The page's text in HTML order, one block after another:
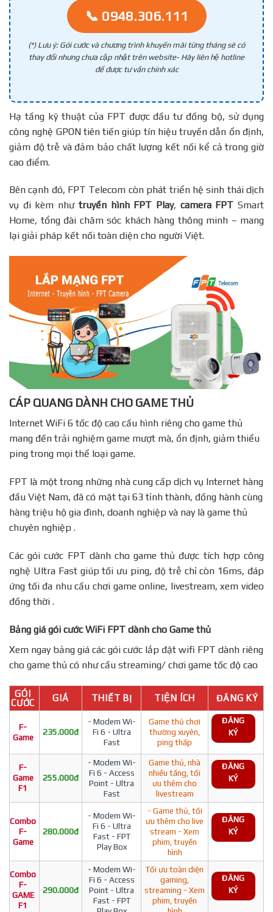
📞 0948.306.111
(*) Lưu ý: Gói cước và chương trình khuyến mãi từng tháng sẽ có
thay đổi nhưng chưa cập nhật trên website- Hãy liên hệ hotline
để được tư vấn chính xác
Hạ tầng kỹ thuật của FPT được đầu tư đồng bộ, sử dụng
công nghệ GPON tiên tiến giúp tín hiệu truyền dẫn ổn định,
giảm độ trễ và đảm bảo chất lượng kết nối kể cả trong giờ
cao điểm.
Bên cạnh đó, FPT Telecom còn phát triển hệ sinh thái dịch
vụ đi kèm nhưtruyền hình FPT Play, camera FPT Smart
Home, tổng đài chăm sóc khách hàng thông minh – mang
lại giải pháp kết nối toàn diện cho người Việt.
CÁP QUANG DÀNH CHO GAME THỦ
Internet WiFi 6 tốc độ cao cấu hình riêng cho game thủ
mang đến trải nghiệm game mượt mà, ổn định, giảm thiểu
ping trong mọi thể loại game.
FPT là một trong những nhà cung cấp dịch vụ Internet hàng
đầu Việt Nam, đã có mặt tại 63 tỉnh thành, đồng hành cùng
hàng triệu hộ gia đình, doanh nghiệp và nay là game thủ
chuyên nghiệp .
Các gói cước FPT dành cho game thủ được tích hợp công
nghệ Ultra Fast giúp tối ưu ping, độ trễ chỉ còn 16ms, đáp
ứng tối đa nhu cầu chơi game online, livestream, xem video
đồng thời .
Bảng giá gói cước WiFi FPT dành cho Game thủ
Xem ngay bảng giá các gói cước lắp đặt wifi FPT dành riêng
cho game thủ có như cầu streaming/ chơi game tốc độ cao
GÓI
CƯỚC
GIÁ THIẾT BỊ TIỆN ÍCH ĐĂNG KÝ
F-
Game
235.000đ
- Modem Wi-
Fi 6 - Ultra
Fast
Game thủ chơi
thường xuyên,
ping thấp
ĐĂNG
KÝ
F-
Game
F1
255.000đ
- Modem Wi-
Fi 6 - Access
Point - Ultra
Fast
Game thủ, nhà
nhiều tầng, tối
ưu thêm cho
livestream
ĐĂNG
KÝ
Combo
F-
Game
280.000đ
- Modem Wi-
Fi 6 - Ultra
Fast - FPT
Play Box
- Game thủ, tối
ưu thêm cho live
stream - Xem
phim, truyền
hình
ĐĂNG
KÝ
Combo
F-
GAME
F1
290.000đ
- Modem Wi-
Fi 6 - Access
Point - Ultra
Fast - FPT
Tối ưu toàn diện
gaming,
streaming - Xem
phim, truyền
ĐĂNG
KÝ